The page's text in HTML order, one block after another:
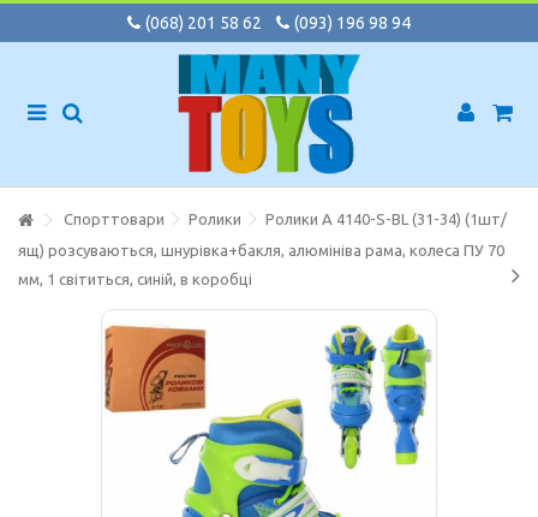
(068) 201 58 62 (093) 196 98 94
Спорттовари Ролики
Ролики A 4140-S-BL (31-34) (1шт/
ящ) розсуваються, шнурівка+бакля, алюмініва рама, колеса ПУ 70
мм, 1 світиться, синій, в коробці